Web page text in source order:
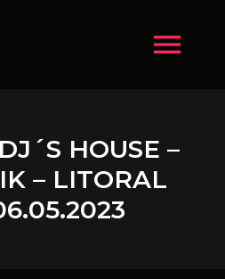
menu
HOUSE –
– LITORAL